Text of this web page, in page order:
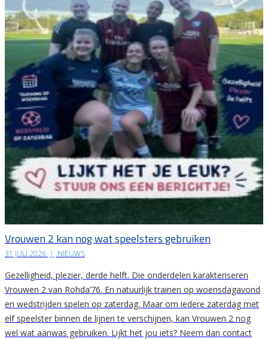
Vrouwen 2 kan nog wat speelsters gebruiken
31 JULI 2026 | NIEUWS
Gezelligheid, plezier, derde helft. Die onderdelen karakteriseren
Vrouwen 2 van Rohda’76. En natuurlijk trainen op woensdagavond
en wedstrijden spelen op zaterdag. Maar om iedere zaterdag met
elf speelster binnen de lijnen te verschijnen, kan Vrouwen 2 nog
wel wat aanwas gebruiken. Lijkt het jou iets? Neem dan contact